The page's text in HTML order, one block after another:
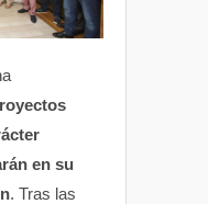
en su
. Tras las